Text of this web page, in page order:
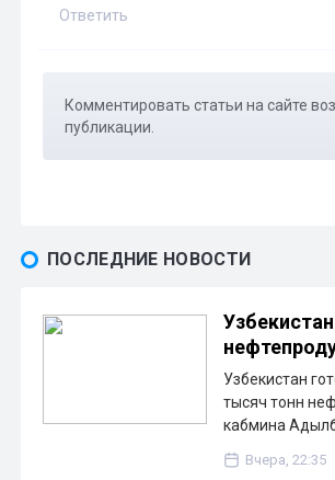
Ответить
Комментировать статьи на сайте
публикации.
ПОСЛЕДНИЕ НОВОСТИ
Узбекистан
тысяч тонн
кабмина
Вчера, 22:35